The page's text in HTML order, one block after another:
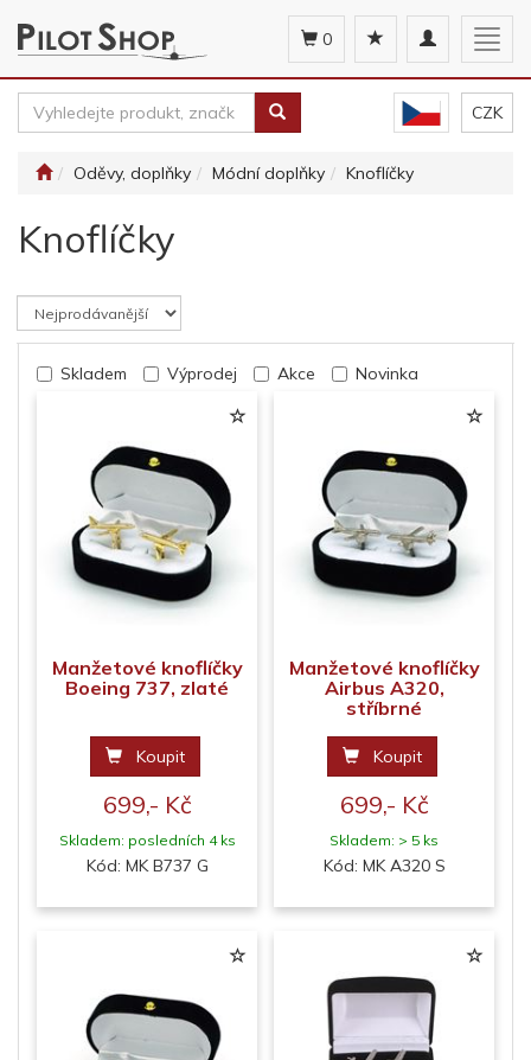
Toggle
navigation
0
CZK
Oděvy, doplňky Módní doplňky Knoflíčky
Knoflíčky
Skladem Výprodej Akce Novinka
Manžetové knoflíčky
Boeing 737, zlaté
Koupit
699,- Kč
Skladem: posledních 4 ks
Kód: MK B737 G
Manžetové knoflíčky
Airbus A320,
stříbrné
Koupit
699,- Kč
Skladem: > 5 ks
Kód: MK A320 S